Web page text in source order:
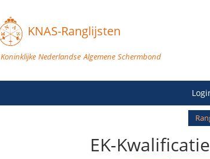
KNAS-Ranglijsten
Koninklijke Nederlandse Algemene Schermbond
EK-